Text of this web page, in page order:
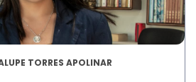
TORRES APOLINAR